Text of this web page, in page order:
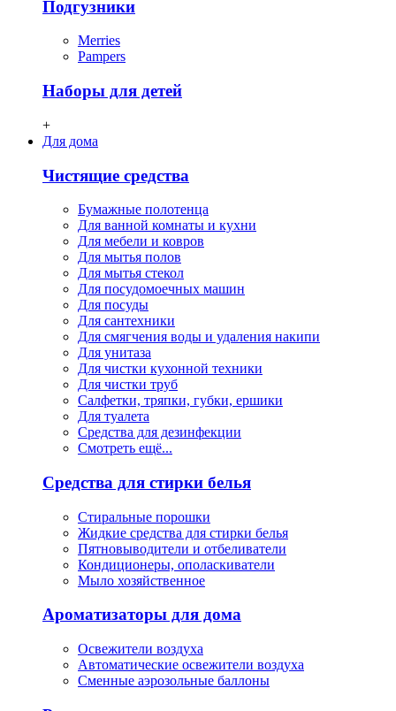
Подгузники
Merries
Pampers
Наборы для детей
+
Для дома
Чистящие средства
Бумажные полотенца
Для ванной комнаты и кухни
Для мебели и ковров
Для мытья полов
Для мытья стекол
Для посудомоечных машин
Для посуды
Для сантехники
Для смягчения воды и удаления накипи
Для унитаза
Для чистки кухонной техники
Для чистки труб
Салфетки, тряпки, губки, ершики
Для туалета
Средства для дезинфекции
Смотреть ещё...
Средства для стирки белья
Стиральные порошки
Жидкие средства для стирки белья
Пятновыводители и отбеливатели
Кондиционеры, ополаскиватели
Мыло хозяйственное
Ароматизаторы для дома
Освежители воздуха
Автоматические освежители воздуха
Сменные аэрозольные баллоны